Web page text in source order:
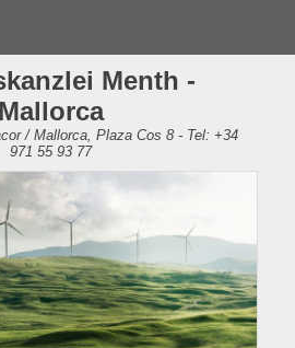
Menth -
Mallorca
/ Mallorca, Plaza Cos 8 - Tel: +34
971 55 93 77